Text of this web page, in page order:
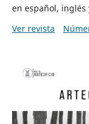
en español, inglés
Ver revista